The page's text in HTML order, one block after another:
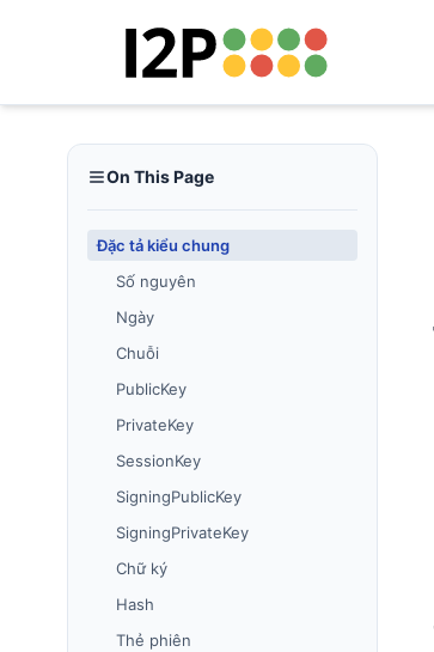
On This Page
Đặc tả kiểu chung
Số nguyên
Ngày
Chuỗi
PublicKey
PrivateKey
SessionKey
SigningPublicKey
SigningPrivateKey
Chữ ký
Hash
Thẻ phiên